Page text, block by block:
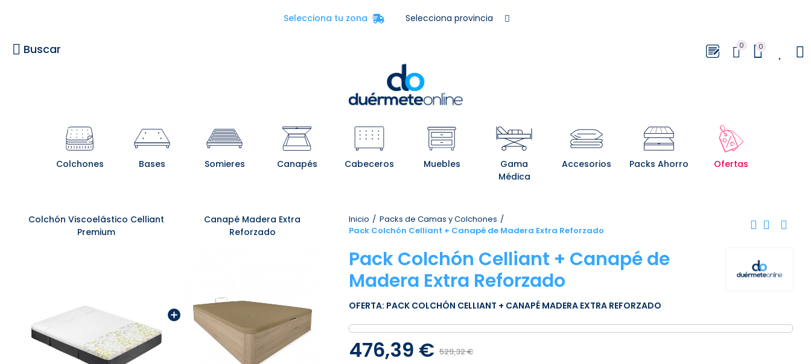
Selecciona tu zona
Buscar 0 0
Colchones Bases Somieres Canapés Cabeceros Muebles
Gama
Médica
Accesorios Packs Ahorro Ofertas
Colchón Viscoelástico Celliant
Premium
Canapé Madera Extra
Reforzado
Inicio
Packs de Camas y Colchones
Pack Colchón Celliant + Canapé de Madera Extra Reforzado
Pack Colchón Celliant + Canapé de
Madera Extra Reforzado
OFERTA: PACK COLCHÓN CELLIANT + CANAPÉ MADERA EXTRA REFORZADO
476,39 €529,32 €